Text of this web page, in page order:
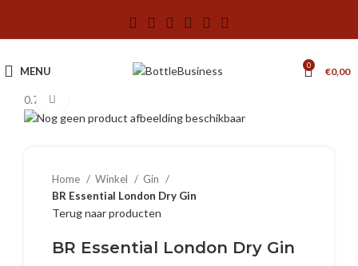
MENU 0 €0,00
0.7 L
Home Winkel
Gin
BR Essential London Dry Gin
Terug naar producten
BR Essential London Dry Gin